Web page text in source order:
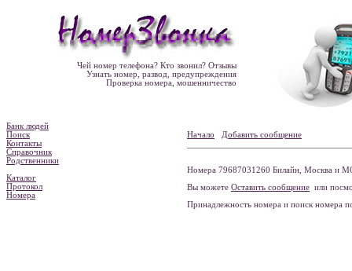
Чей номер телефона? Кто звонил? Отзывы
Узнать номер, развод, предупреждения
Проверка номера, мошенничество
Банк людей
Поиск
Контакты
Справочник
Родственники
Каталог
Протокол
Номера
Начало Добавить сообщение
Номера 79687031260 Билайн, Москва и
Вы можете Оставить сообщение или
Принадлежность номера и поиск номера